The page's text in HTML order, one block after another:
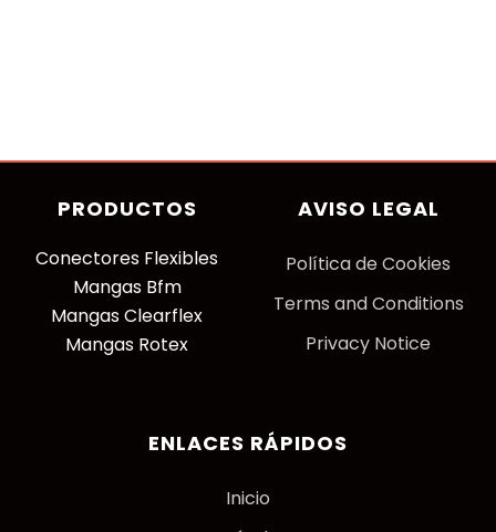
PRODUCTOS
Conectores Flexibles
Mangas Bfm
Mangas Clearflex
Mangas Rotex
AVISO LEGAL
Política de Cookies
Terms and Conditions
Privacy Notice
ENLACES RÁPIDOS
Inicio